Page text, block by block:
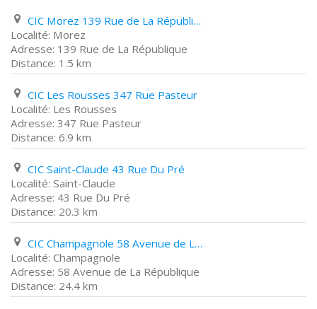
CIC Morez 139 Rue de La République
Morez
139 Rue de La République
1.5 km
CIC Les Rousses 347 Rue Pasteur
Les Rousses
347 Rue Pasteur
6.9 km
CIC Saint-Claude 43 Rue Du Pré
Saint-Claude
43 Rue Du Pré
20.3 km
CIC Champagnole 58 Avenue de La République
Champagnole
58 Avenue de La République
24.4 km